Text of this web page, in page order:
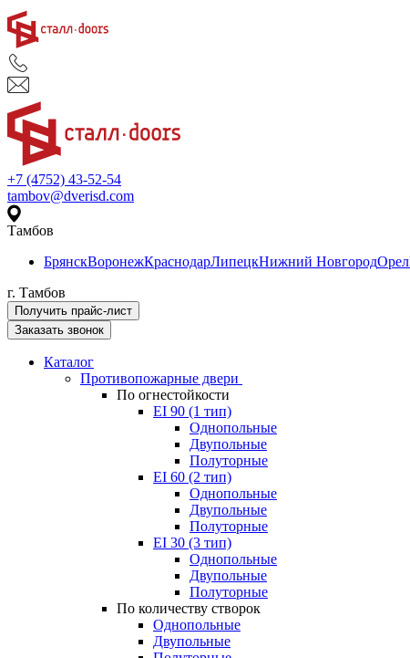
+7 (4752) 43-52-54
tambov@dverisd.com
Тамбов
БрянскВоронежКраснодарЛипецкНижний НовгородОрел
г. Тамбов
Получить прайс-лист
Заказать звонок
Каталог
Противопожарные двери
По огнестойкости
EI 90 (1 тип)
Однопольные
Двупольные
Полуторные
EI 60 (2 тип)
Однопольные
Двупольные
Полуторные
EI 30 (3 тип)
Однопольные
Двупольные
Полуторные
По количеству створок
Однопольные
Двупольные